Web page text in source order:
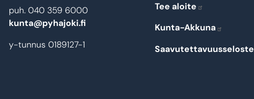
puh. 040 359 6000
kunta@pyhajoki.fi
y-tunnus 0189127-1
Tee aloite
Kunta-Akkuna
Saavutettavuusseloste